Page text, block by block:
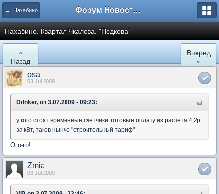
← Нахабино Форум Новостройки
Нахабино. Квартал Чкалова. "Подкова"
«
Назад
Вперед
»
osa
03 Jul 2009
DrInker, on 3.07.2009 - 09:23:
у кого стоят временные счетчики! готовьте оплату из расчета 4,2р
за кВт, таков нынче "строительный тариф"
Ого-го!
Zmia
03 Jul 2009